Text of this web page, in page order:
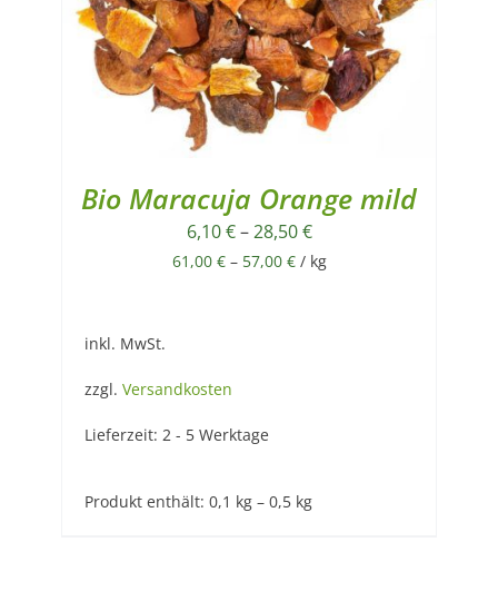
Bio Maracuja Orange mild
6,10€–28,50€
61,00 €– 57,00 €/ kg
inkl. MwSt.
zzgl. Versandkosten
Lieferzeit: 2 - 5 Werktage
Produkt enthält: 0,1 kg – 0,5 kg